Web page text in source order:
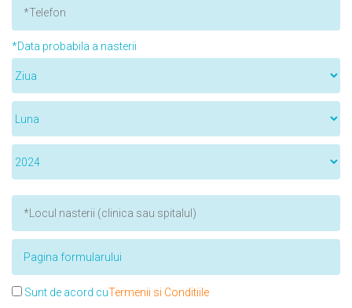
*Data probabila a nasterii
Sunt de acord cuTermenii si Conditiile